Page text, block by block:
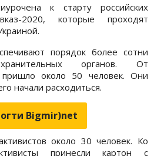
к старту российских
2020, которые проходят
порядок более сотни
органов. От
около 50 человек. Они
начали расходиться.
Bigmir)net
около 30 человек. Ко
принесли картон с